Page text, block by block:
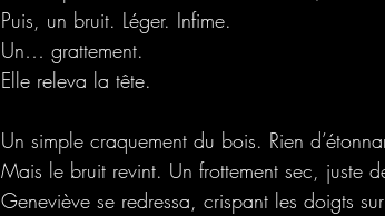
Puis, un bruit. Léger. Infime.
Un… grattement.
Elle releva la tête.
Un simple craquement du bois. Rien
Mais le bruit revint. Un frottement sec, juste
Geneviève se redressa, crispant les doigts